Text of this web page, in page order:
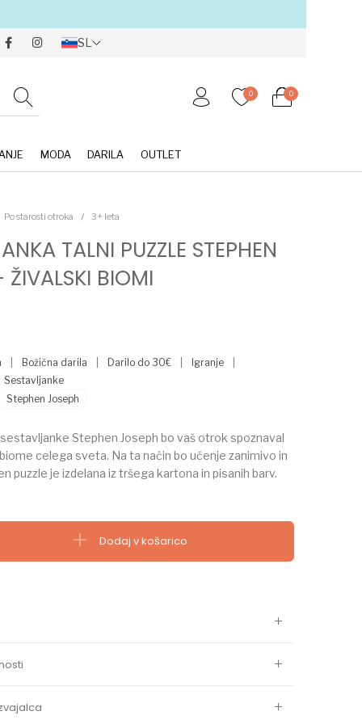
SL
0 0
MODA DARILA OUTLET
Po starosti otroka / 3+ leta
TALNI PUZZLE STEPHEN
ŽIVALSKI BIOMI
Božična darila Darilo do 30€ Igranje
Sestavljanke
Stephen Joseph
Stephen Joseph bo vaš otrok spoznaval
celega sveta. Na ta način bo učenje zanimivo in
puzzle je izdelana iz tršega kartona in pisanih barv.
puzzle Stephen Joseph - Živalski biomi količina
Dodaj v košarico